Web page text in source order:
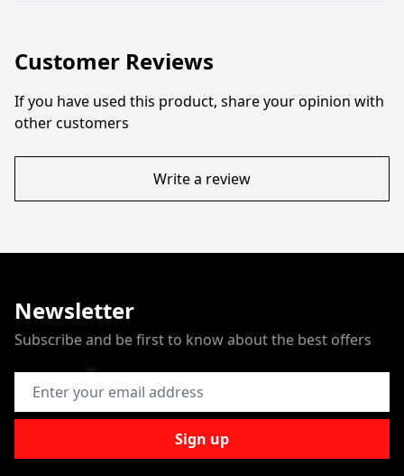
Customer Reviews
If you have used this product, share your opinion with
other customers
Write a review
Newsletter
Subscribe and be first to know about the best offers
Email Address
Sign up